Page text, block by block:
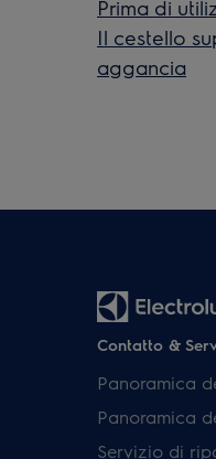
Prima di
Il cestello
aggancia
Contatto &
Panoramica
Panoramica
Servizio di